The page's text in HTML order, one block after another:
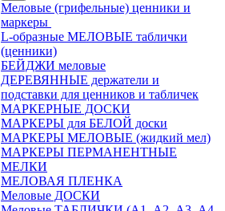
Меловые (грифельные) ценники и
маркеры
L-образные МЕЛОВЫЕ таблички
(ценники)
БЕЙДЖИ меловые
ДЕРЕВЯННЫЕ держатели и
подставки для ценников и табличек
МАРКЕРНЫЕ ДОСКИ
МАРКЕРЫ для БЕЛОЙ доски
МАРКЕРЫ МЕЛОВЫЕ (жидкий мел)
МАРКЕРЫ ПЕРМАНЕНТНЫЕ
МЕЛКИ
МЕЛОВАЯ ПЛЕНКА
Меловые ДОСКИ